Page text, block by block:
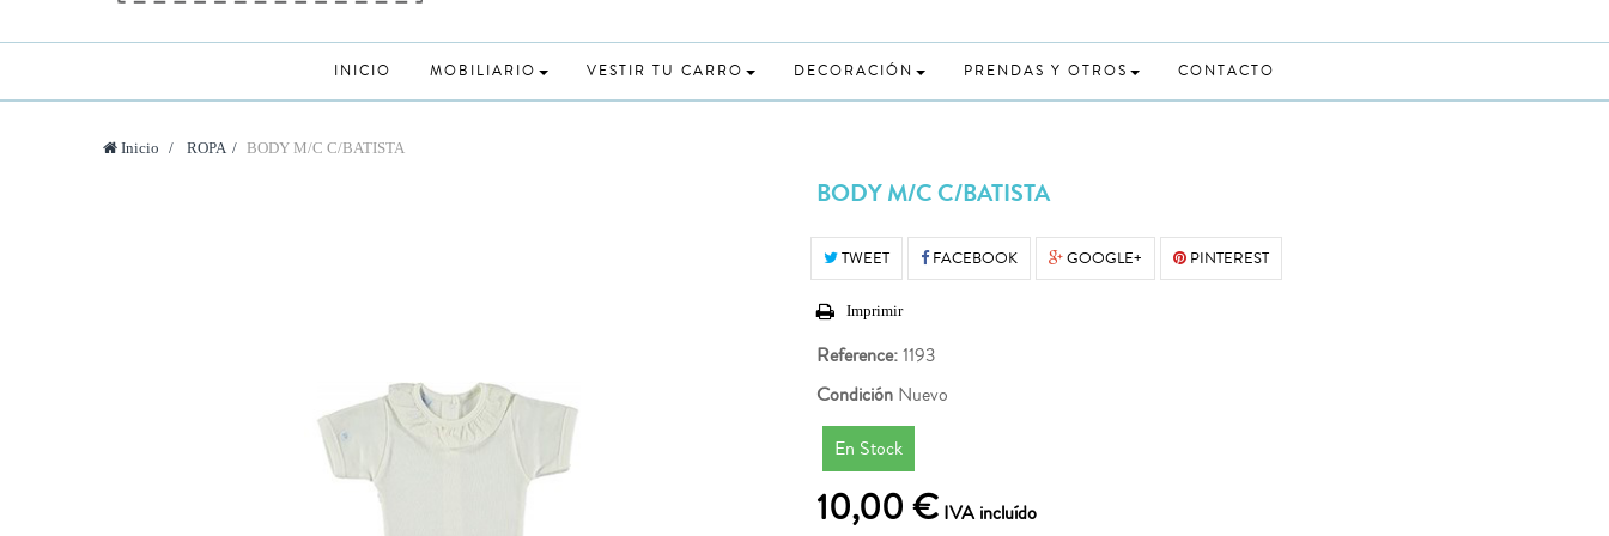
INICIO MOBILIARIO VESTIR TU CARRO DECORACIÓN PRENDAS Y OTROS CONTACTO
Inicio > ROPA > BODY M/C C/BATISTA
BODY M/C C/BATISTA
TWEET FACEBOOK GOOGLE+ PINTEREST
Imprimir
Reference:1193
Condición Nuevo
En Stock
10,00 € IVA incluído